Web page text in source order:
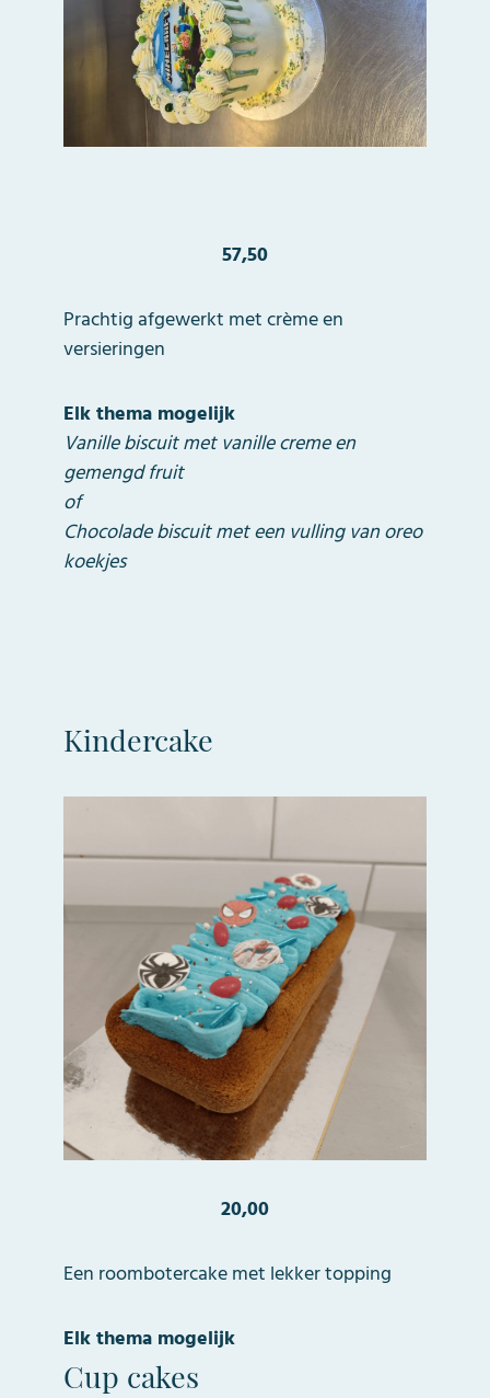
57,50
Prachtig afgewerkt met crème en
versieringen
Elk thema mogelijk
Vanille biscuit met vanille creme en
gemengd fruit
of
Chocolade biscuit met een vulling van oreo
koekjes
Kindercake
20,00
Een roombotercake met lekker topping
Elk thema mogelijk
Cup cakes